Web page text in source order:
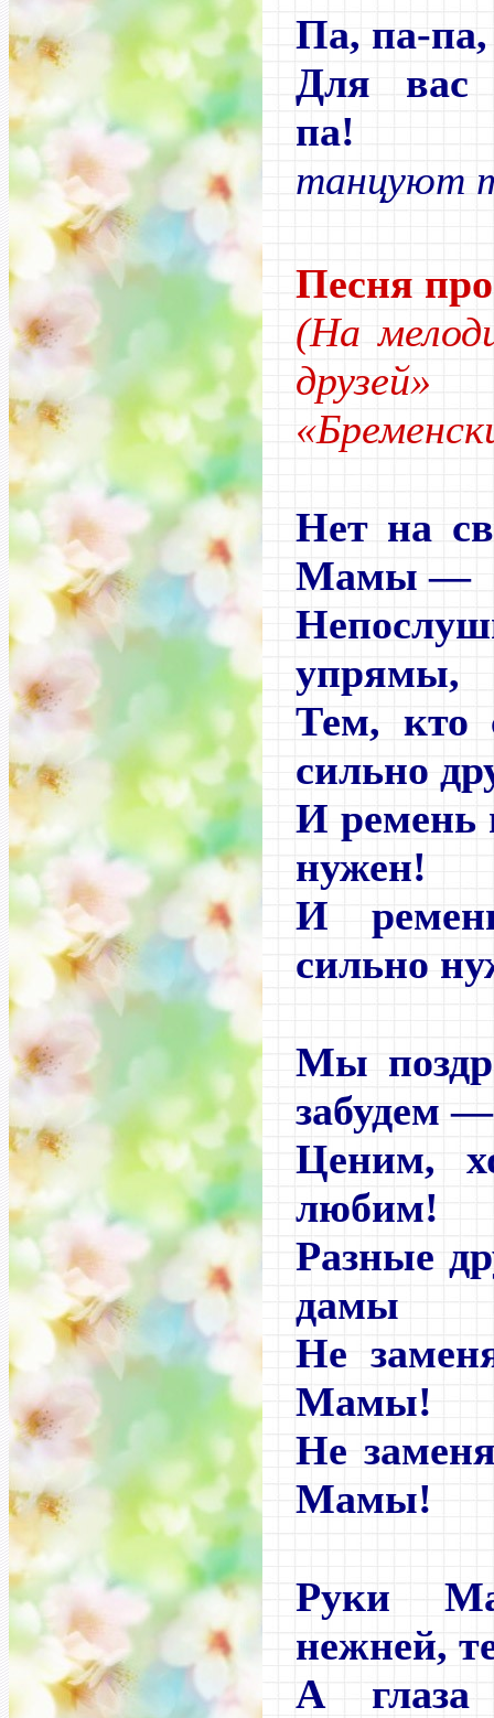
Па, па-
Для вас
танцуют
Песня
(На
Нет на
Мамы —
упрямы,
Тем, кто
сильно
И ремень
нужен!
И
сильно
Мы
забудем —
Ценим,
любим!
Разные
дамы
Не
Мамы!
Не
Мамы!
Руки
нежней,
А